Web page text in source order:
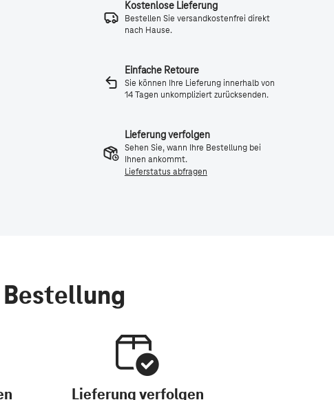
Kostenlose Lieferung
Bestellen Sie versandkostenfrei direkt
nach Hause.
Einfache Retoure
Sie können Ihre Lieferung innerhalb von
14 Tagen unkompliziert zurücksenden.
Lieferung verfolgen
Sehen Sie, wann Ihre Bestellung bei
Ihnen ankommt.
Lieferstatus abfragen